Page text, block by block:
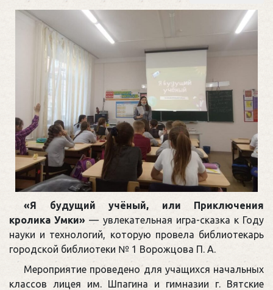
«Я будущий учёный, или Приключения
кролика Умки» — увлекательная игра-сказка к Году
науки и технологий, которую провела библиотекарь
городской библиотеки № 1 Ворожцова П. А.
Мероприятие проведено для учащихся начальных
классов лицея им. Шпагина и гимназии г. Вятские